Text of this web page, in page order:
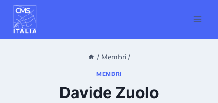
Salta
contenuto
/ Membri /
MEMBRI
Davide Zuolo